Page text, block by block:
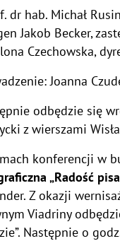
dr hab. Michał
Jakob Becker,
Czechowska,
Joanna
odbędzie się
z wierszami
konferencji w
„Radość
Z okazji
Viadriny
Następnie o